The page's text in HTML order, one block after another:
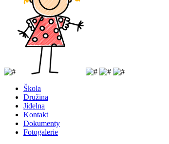
Škola
Družina
Jídelna
Kontakt
Dokumenty
Fotogalerie